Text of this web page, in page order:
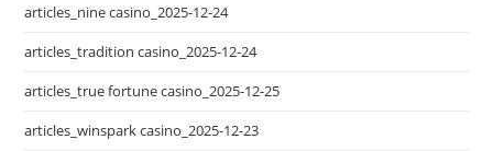
articles_nine casino_2025-12-24
articles_tradition casino_2025-12-24
articles_true fortune casino_2025-12-25
articles_winspark casino_2025-12-23